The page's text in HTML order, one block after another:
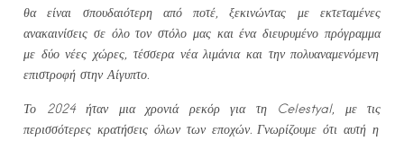
θα
είναι σπουδαιότερη απόποτέ ,ξεκινώντας με εκτεταμένες
ανακαινίσεις σε όλο τον στόλο μας και ένα διευρυμένο πρόγραμμα
με δύο νέες χώρες τέσσερα νέα λιμάνια και τηνπολυαναμενόμενη
επιστροφή στην Αίγυπτο
Το 2024 ήτανμια χρονιά ρεκόρ για τηCelestyal, με
τις
περισσότερες κρατήσεις όλων των εποχών. Γνωρίζουμε ότι αυτή η